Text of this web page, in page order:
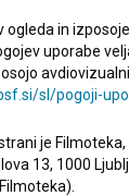
(1966) .
in
uporabe
sl/pogoji-
je
13, 1000